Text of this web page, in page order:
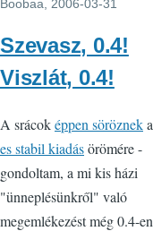
Boobaa , 2006-03-31
Szevasz, 0.4!
Viszlát, 0.4!
A srácoképpen sörözneka
es stabil kiadásörömére -
gondoltam, a mi kis házi
"ünneplésünkről" való
megemlékezést még 0.4-en